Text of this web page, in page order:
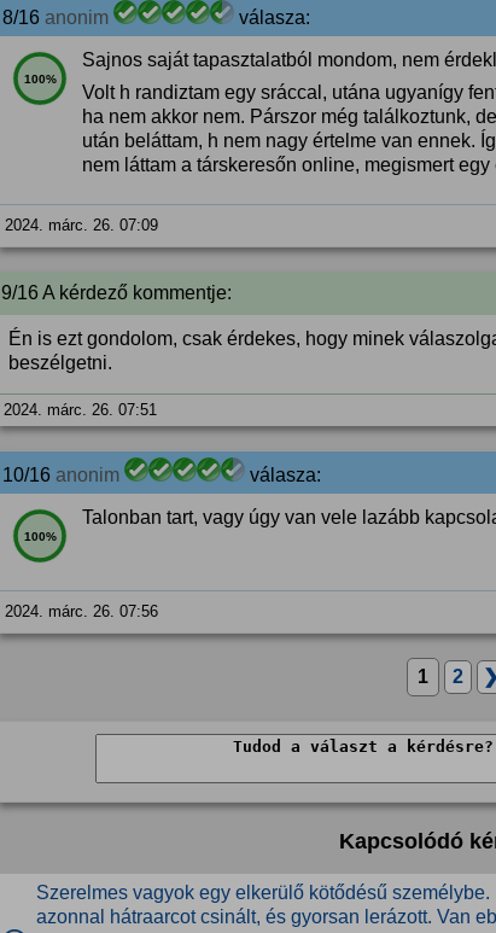
8/16 anonim válasza:
100%
Sajnos saját tapasztalatból mondom, nem
Volt h randiztam egy sráccal, utána ugyanígy
ha nem akkor nem. Párszor még találkoztunk,
után beláttam, h nem nagy értelme van ennek.
nem láttam a társkeresőn online, megismert
2024. márc. 26. 07:09
9/16 A kérdező kommentje:
Én is ezt gondolom, csak érdekes, hogy minek
beszélgetni.
2024. márc. 26. 07:51
10/16 anonim válasza:
100%
Talonban tart, vagy úgy van vele lazább
2024. márc. 26. 07:56
1 2 ❯
Kapcsolódó
Szerelmes vagyok egy elkerülő kötődésű
azonnal hátraarcot csinált, és gyorsan lerázott. Van